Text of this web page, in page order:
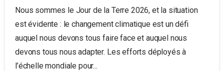
Nous sommes le Jour de la Terre 2026, et la situation
est évidente : le changement climatique est un défi
auquel nous devons tous faire face et auquel nous
devons tous nous adapter. Les efforts déployés à
l’échelle mondiale pour...